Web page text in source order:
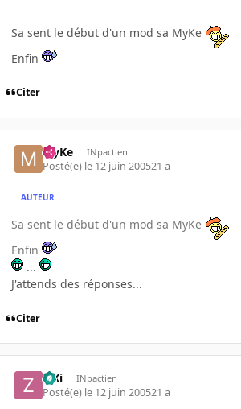
Sa sent le début d'un mod sa MyKe
Enfin
Citer
MyKe INpactien
Posté(e) le 12 juin 200521 a
AUTEUR
Sa sent le début d'un mod sa MyKe
Enfin
...
J'attends des réponses...
Citer
ZiKi INpactien
Posté(e) le 12 juin 200521 a